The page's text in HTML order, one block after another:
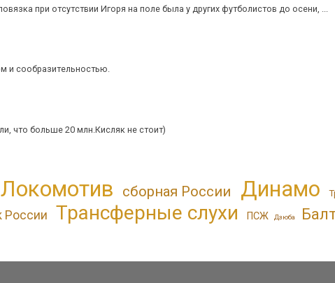
при отсутствии Игоря на поле была у других футболистов до осени, ...
и сообразительностью.
что больше 20 млн.Кисляк не стоит)
Локомотив сборная России Динамо
России Трансферные слухи ПСЖ Дзюба